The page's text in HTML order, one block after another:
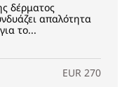
δέρματος
απαλότητα
το...
EUR 270